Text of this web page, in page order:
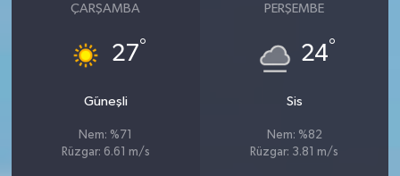
ÇARŞAMBA
27°
Güneşli
Nem: %71
Rüzgar: 6.61 m/s
PERŞEMBE
24°
Sis
Nem: %82
Rüzgar: 3.81 m/s